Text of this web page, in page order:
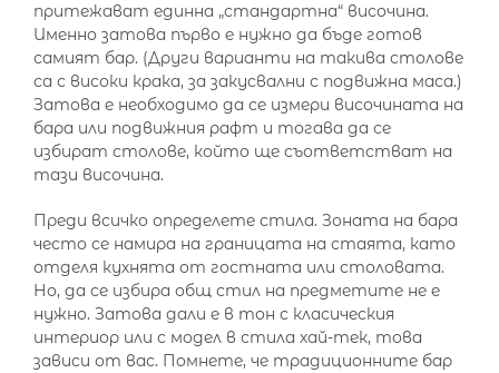
притежават единна „стандартна“ височина.
Именно затова първо е нужно да бъде готов
самият бар. (Други варианти на такива столове
са с високи крака, за закусвални с подвижна маса.)
Затова е необходимо да се измери височината на
бара или подвижния рафт и тогава да се
избират столове, който ще съответстват на
тази височина.
Преди всичко определете стила. Зоната на бара
често се намира на границата на стаята, като
отделя кухнята от гостната или столовата.
Но, да се избира общ стил на предметите не е
нужно. Затова дали е в тон с класическия
интериор или с модел в стила хай-тек, това
зависи от вас. Помнете, че традиционните бар